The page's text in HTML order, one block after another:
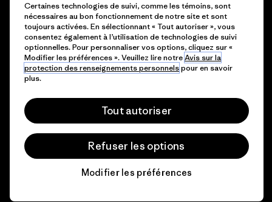
Plan du site
© 2026 Patagonia, Inc. All Rights Reserved.
Certaines technologies de suivi, comme les témoins, sont
nécessaires au bon fonctionnement de notre site et sont
toujours activées. En sélectionnant « Tout autoriser », vous
consentez également à l’utilisation de technologies de suivi
optionnelles. Pour personnaliser vos options, cliquez sur «
Modifier les préférences ». Veuillez lire notreAvis sur la
protection des renseignements personnelspour en savoir
plus.
Tout autoriser
Refuser les options
Modifier les préférences